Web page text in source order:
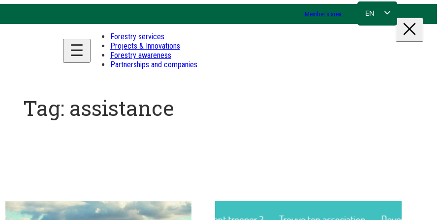
Member's area EN
Forestry services
Projects & Innovations
Forestry awareness
Partnerships and companies
Tag: assistance